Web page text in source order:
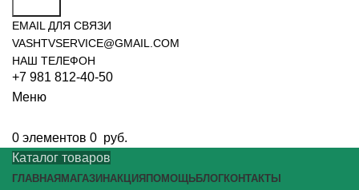
EMAIL ДЛЯ СВЯЗИ
VASHTVSERVICE@GMAIL.COM
НАШ ТЕЛЕФОН
+7 981 812-40-50
Меню
0 элементов 0 руб.
Каталог товаров
ГЛАВНАЯ МАГАЗИНАКЦИЯ ПОМОЩЬ БЛОГ КОНТАКТЫ